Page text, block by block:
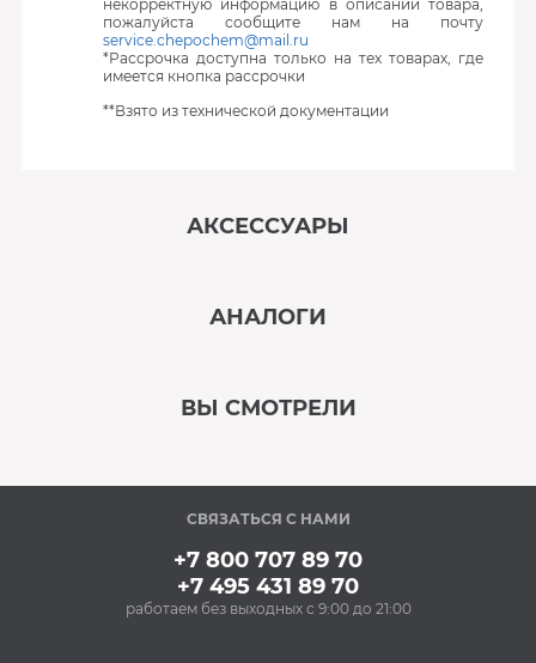
некорректную информацию в описании товара,
пожалуйста сообщите нам на почту
service.chepochem@mail.ru
*Рассрочка доступна только на тех товарах, где
имеется кнопка рассрочки
**Взято из технической документации
АКСЕССУАРЫ
АНАЛОГИ
ВЫ СМОТРЕЛИ
В наличии
СВЯЗАТЬСЯ С НАМИ
+7 800 707 89 70
+7 495 431 89 70
работаем без выходных с 9:00 до 21:00